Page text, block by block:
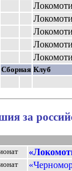
Сборная Клуб
за